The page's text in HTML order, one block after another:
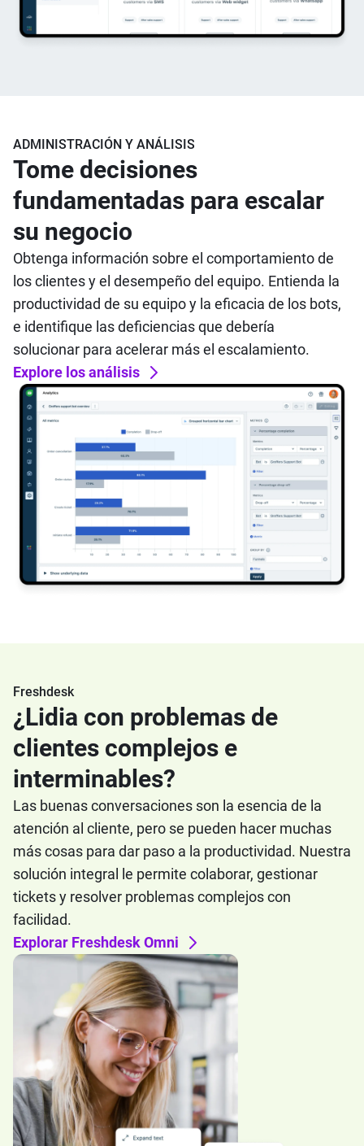
ADMINISTRACIÓN Y ANÁLISIS
Tome decisiones
fundamentadas para escalar
su negocio
Obtenga información sobre el comportamiento de
los clientes y el desempeño del equipo. Entienda la
productividad de su equipo y la eficacia de los bots,
e identifique las deficiencias que debería
solucionar para acelerar más el escalamiento.
Explore los análisis
Freshdesk
¿Lidia con problemas de
clientes complejos e
interminables?
Las buenas conversaciones son la esencia de la
atención al cliente, pero se pueden hacer muchas
más cosas para dar paso a la productividad. Nuestra
solución integral le permite colaborar, gestionar
tickets y resolver problemas complejos con
facilidad.
Explorar Freshdesk Omni